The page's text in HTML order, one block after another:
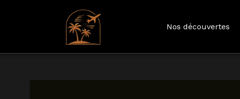
Aller
Nos découvertes